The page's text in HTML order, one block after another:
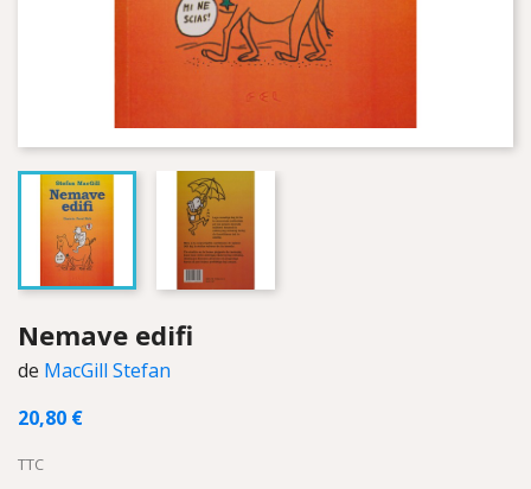
Nemave edifi
de MacGill Stefan
20,80 €
TTC